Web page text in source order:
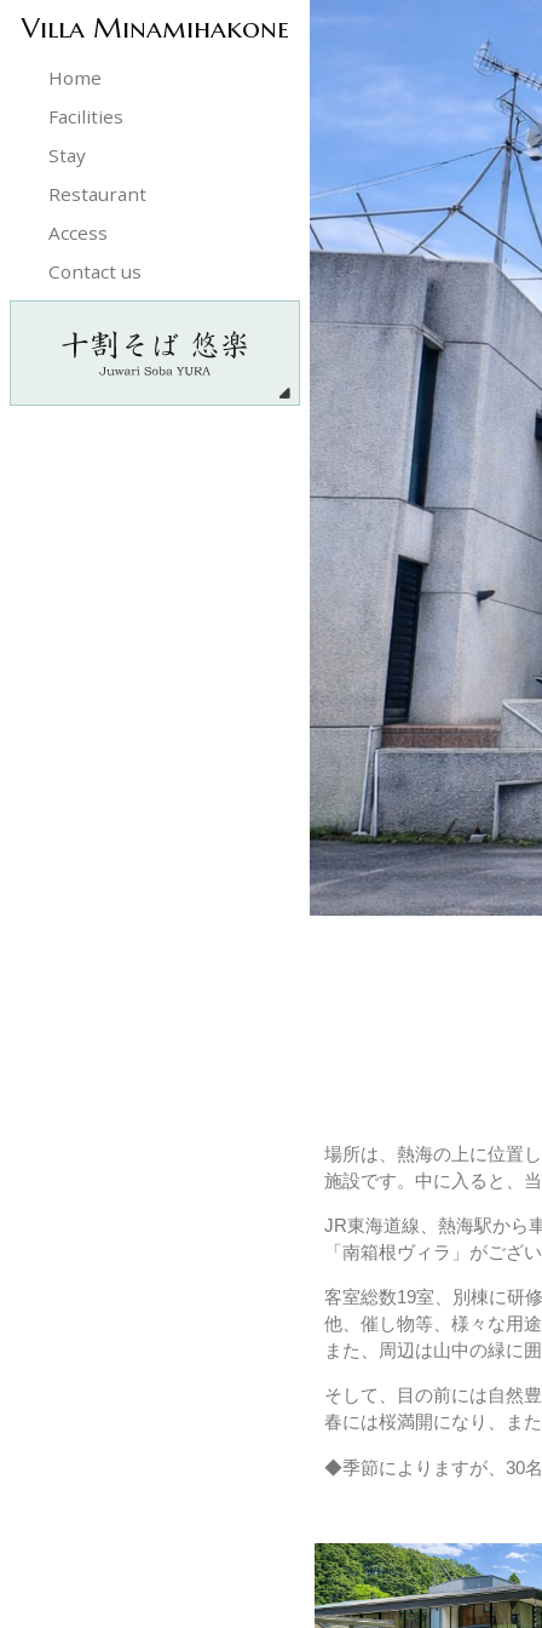
Villa Minamihakone
Home
Facilities
Stay
Restaurant
Access
Contact us
場所は、熱海の上に位置
施設です。中に入ると、
JR東海道線、熱海駅から
「南箱根ヴィラ」がござ
客室総数19室、別棟に研
他、催し物等、様々な用
また、周辺は山中の緑に
そして、目の前には自然
春には桜満開になり、ま
◆季節によりますが、30